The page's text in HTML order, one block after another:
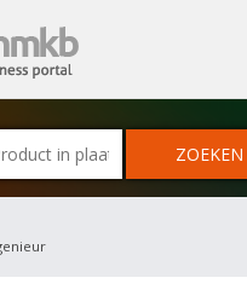
OPENMKB - DE